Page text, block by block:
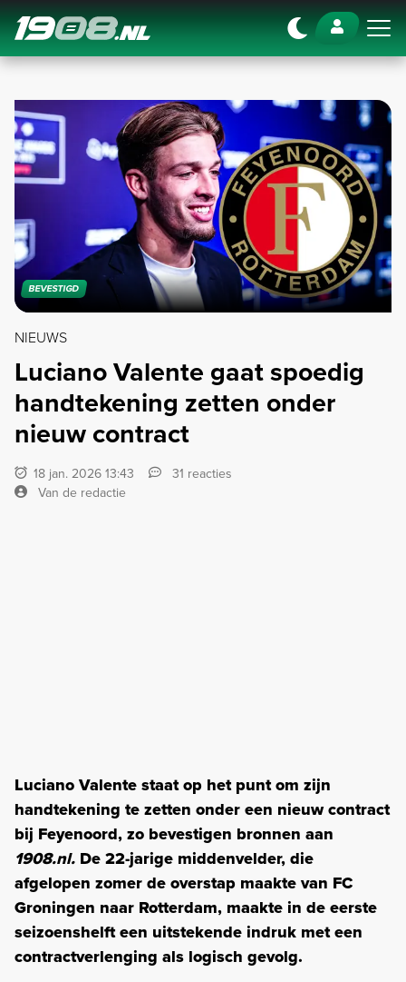
Navigation
BEVESTIGD
NIEUWS
Luciano Valente gaat spoedig
handtekening zetten onder
nieuw contract
18 jan. 2026 13:43
31 reacties
Van de redactie
Luciano Valente staat op het punt om zijn
handtekening te zetten onder een nieuw contract
bij Feyenoord, zo bevestigen bronnen aan
1908.nl. De 22-jarige middenvelder, die
afgelopen zomer de overstap maakte van FC
Groningen naar Rotterdam, maakte in de eerste
seizoenshelft een uitstekende indruk met een
contractverlenging als logisch gevolg.